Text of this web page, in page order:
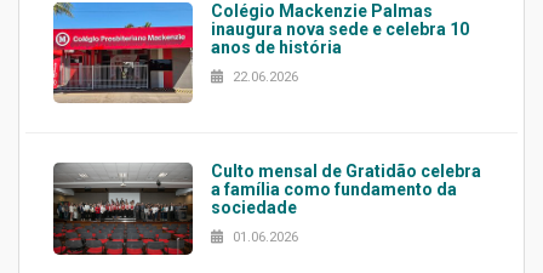
Colégio Mackenzie Palmas
inaugura nova sede e celebra 10
anos de história
22.06.2026
Culto mensal de Gratidão celebra
a família como fundamento da
sociedade
01.06.2026